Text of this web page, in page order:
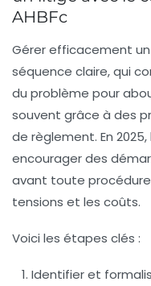
AHBFc
Gérer efficacement
séquence claire, qui
du problème pour
souvent grâce à des
de règlement. En
encourager des
avant toute
tensions et les coûts.
Voici les étapes clés :
Identifier et